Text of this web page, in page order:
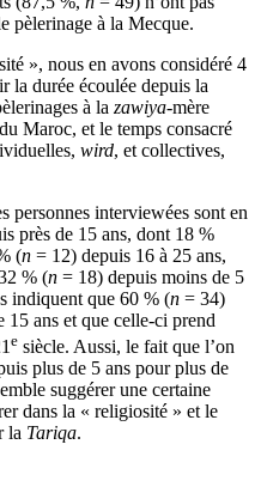
pèlerinage à la Mecque.
», nous en avons considéré 4
la durée écoulée depuis la
à la zawiya-mère
Maroc, et le temps consacré
wird, et collectives,
personnes interviewées sont en
près de 15 ans, dont 18 %
(n = 12) depuis 16 à 25 ans,
% (n = 18) depuis moins de 5
indiquent que 60 % (n = 34)
15 ans et que celle-ci prend
e siècle. Aussi, le fait que l’on
plus de 5 ans pour plus de
suggérer une certaine
dans la « religiosité » et le
la Tariqa.